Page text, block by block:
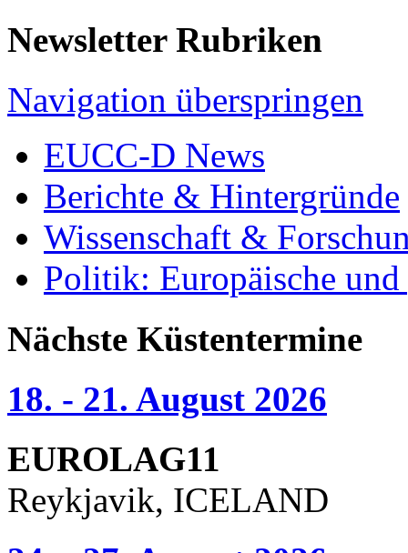
Newsletter Rubriken
Navigation überspringen
EUCC-D News
Berichte & Hintergründe
Wissenschaft &
Politik: Europäische
Nächste Küstentermine
18. - 21. August 2026
EUROLAG11
Reykjavik, ICELAND